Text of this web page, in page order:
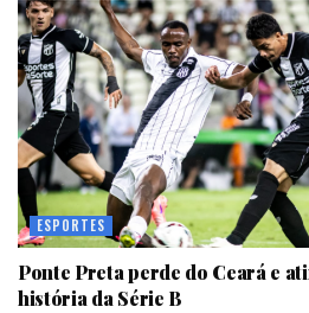
ESPORTES
Ponte Preta perde do Ceará e
história da Série B